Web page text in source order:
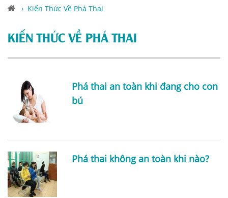
› Kiến Thức Về Phá Thai
KIẾN THỨC VỀ PHÁ THAI
Phá thai an toàn khi đang cho con
bú
Phá thai không an toàn khi nào?